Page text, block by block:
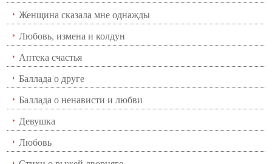
Женщина сказала мне однажды
Любовь, измена и колдун
Аптека счастья
Баллада о друге
Баллада о ненависти и любви
Девушка
Любовь